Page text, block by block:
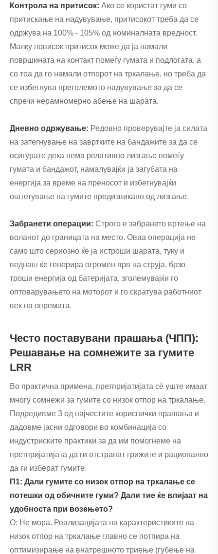
Контрола на притисок: Ако се користат гуми со
притискање на надувување, притисокот треба да се
одржува на 100% - 105% од номиналната вредност.
Малку повисок притисок може да ја намали
површината на контакт помеѓу гумата и подлогата, а
со тоа да го намали отпорот на тркалање, но треба да
се избегнува преголемото надувување за да се
спречи нерамномерно абење на шарата.
Дневно одржување: Редовно проверувајте ја силата
на затегнување на завртките на бандажите за да се
осигурате дека нема релативно лизгање помеѓу
гумата и бандажот, намалувајќи ја загубата на
енергија за време на преносот и избегнувајќи
оштетување на гумите предизвикано од лизгање.
Забранети операции: Строго е забрането вртење на
воланот до границата на место. Оваа операција не
само што сериозно ќе ја истроши шарата, туку и
веднаш ќе генерира огромен врв на струја, брзо
троши енергија од батеријата, зголемувајќи го
оптоварувањето на моторот и го скратува работниот
век на опремата.
Често поставувани прашања (ЧПП):
Решавање на сомнежите за гумите
LRR
Во практична примена, претпријатијата сè уште имаат
многу сомнежи за гумите со низок отпор на тркалање.
Подредивме 3 од најчестите кориснички прашања и
дадовме јасни одговори во комбинација со
индустриските практики за да им помогнеме на
претпријатијата да ги отстранат грижите и рационално
да ги изберат гумите.
П1: Дали гумите со низок отпор на тркалање се
потешки од обичните гуми? Дали тие ќе влијаат на
удобноста при возењето?
О: Не мора. Реализацијата на карактеристиките на
низок отпор на тркалање главно се потпира на
оптимизирање на внатрешното триење (губење на